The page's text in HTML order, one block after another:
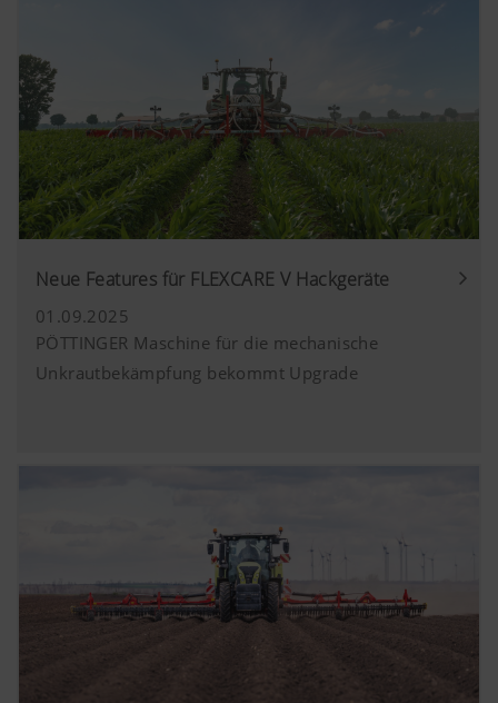
Neue Features für FLEXCARE V Hackgeräte
01.09.2025
PÖTTINGER Maschine für die mechanische
Unkrautbekämpfung bekommt Upgrade